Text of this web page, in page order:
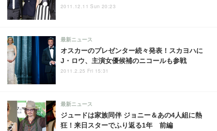
2011.12.11 Sun 20:23
オスカーのプレゼンター続々発表！スカヨハに
J・ロウ、主演女優候補のニコールも参戦
最新ニュース
2011.2.25 Fri 15:31
ジュードは家族同伴 ジョニー＆あの4人組に熱
狂！来日スターでふり返る1年 前編
最新ニュース